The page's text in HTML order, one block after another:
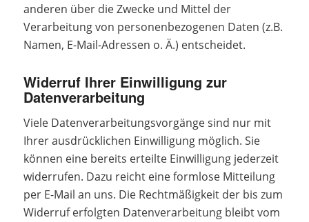
anderen über die Zwecke und Mittel der
Verarbeitung von personenbezogenen Daten (z.B.
Namen, E-Mail-Adressen o. Ä.) entscheidet.
Widerruf Ihrer Einwilligung zur
Datenverarbeitung
Viele Datenverarbeitungsvorgänge sind nur mit
Ihrer ausdrücklichen Einwilligung möglich. Sie
können eine bereits erteilte Einwilligung jederzeit
widerrufen. Dazu reicht eine formlose Mitteilung
per E-Mail an uns. Die Rechtmäßigkeit der bis zum
Widerruf erfolgten Datenverarbeitung bleibt vom